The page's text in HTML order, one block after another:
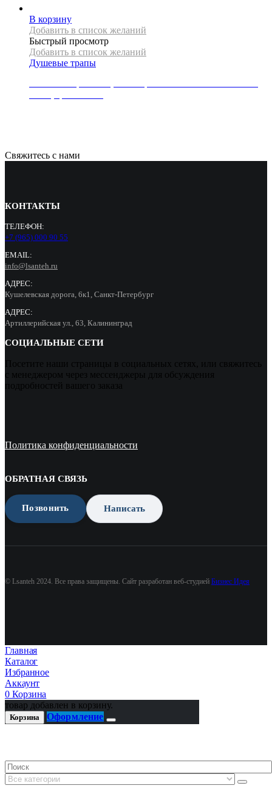
В корзину
Добавить в список желаний
Быстрый просмотр
Добавить в список желаний
Душевые трапы
Свяжитесь с нами
КОНТАКТЫ
ТЕЛЕФОН:
+7 (965) 000 90 55
EMAIL:
info@lsanteh.ru
АДРЕС:
Кушелевская дорога, 6к1, Санкт-Петербург
АДРЕС:
Артиллерийская ул., 63, Калининград
СОЦИАЛЬНЫЕ СЕТИ
Посетите наши страницы в социальных сетях, или свяжитесь
с менеджером через мессенджеры для обсуждения
подробностей вашего заказа
Политика конфиденциальности
ОБРАТНАЯ СВЯЗЬ
Позвонить Написать
© Lsanteh 2024. Все права защищены. Сайт разработан веб-студией Бизнес Идея
Главная
Каталог
Избранное
Аккаунт
0 Корзина
товар добавлен в корзину.
Корзина Оформление